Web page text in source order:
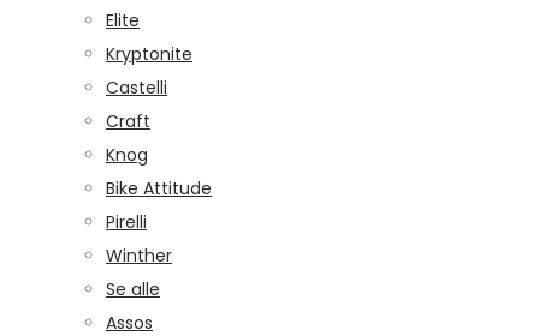
Elite
Kryptonite
Castelli
Craft
Knog
Bike Attitude
Pirelli
Winther
Se alle
Assos